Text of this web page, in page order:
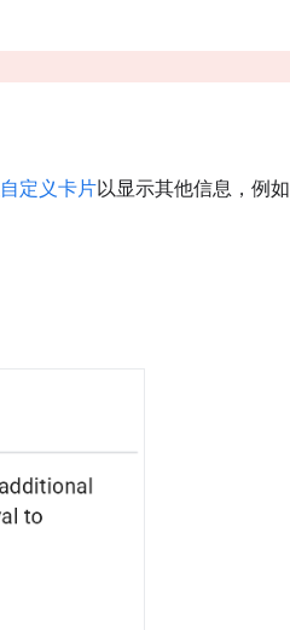
自定义卡片以显示其他信息，例